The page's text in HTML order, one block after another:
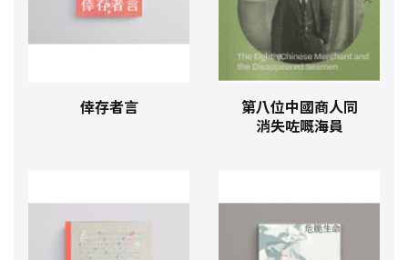
倖存者言
第八位中國商人同
消失咗嘅海員